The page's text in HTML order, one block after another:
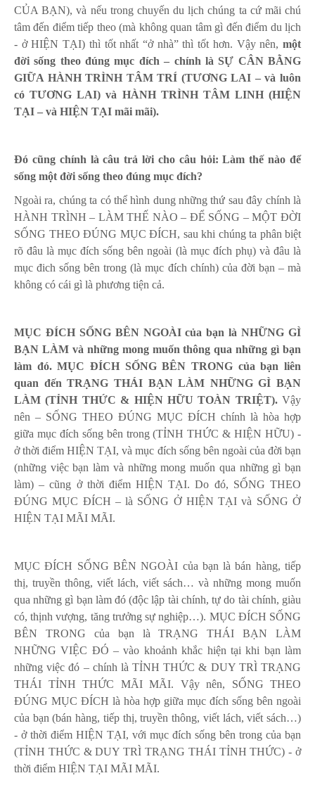
CỦA BẠN), và nếu trong chuyến du lịch chúng ta cứ mãi chú
tâm đến điểm tiếp theo (mà không quan tâm gì đến điểm du lịch
- ở HIỆN TẠI) thì tốt nhất “ở nhà” thì tốt hơn. Vậy nên, một
đời sống theo đúng mục đích – chính là SỰ CÂN BẰNG
GIỮA HÀNH TRÌNH TÂM TRÍ (TƯƠNG LAI – và luôn
có TƯƠNG LAI) và HÀNH TRÌNH TÂM LINH (HIỆN
TẠI – và HIỆN TẠI mãi mãi).
Đó cũng chính là câu trả lời cho câu hỏi: Làm thế nào để
sống một đời sống theo đúng mục đích?
Ngoài ra, chúng ta có thể hình dung những thứ sau đây chính là
HÀNH TRÌNH – LÀM THẾ NÀO – ĐỂ SỐNG – MỘT ĐỜI
SỐNG THEO ĐÚNG MỤC ĐÍCH, sau khi chúng ta phân biệt
rõ đâu là mục đích sống bên ngoài (là mục đích phụ) và đâu là
mục đich sống bên trong (là mục đích chính) của đời bạn – mà
không có cái gì là phương tiện cả.
MỤC ĐÍCH SỐNG BÊN NGOÀI của bạn là NHỮNG GÌ
BẠN LÀM và những mong muốn thông qua những gì bạn
làm đó. MỤC ĐÍCH SỐNG BÊN TRONG của bạn liên
quan đến TRẠNG THÁI BẠN LÀM NHỮNG GÌ BẠN
LÀM (TỈNH THỨC & HIỆN HỮU TOÀN TRIỆT).Vậy
nên – SỐNG THEO ĐÚNG MỤC ĐÍCH chính là hòa hợp
giữa mục đích sống bên trong (TỈNH THỨC & HIỆN HỮU) -
ở thời điểm HIỆN TẠI, và mục đích sống bên ngoài của đời bạn
(những việc bạn làm và những mong muốn qua những gì bạn
làm) – cũng ở thời điểm HIỆN TẠI. Do đó, SỐNG THEO
ĐÚNG MỤC ĐÍCH – là SỐNG Ở HIỆN TẠI và SỐNG Ở
HIỆN TẠI MÃI MÃI.
MỤC ĐÍCH SỐNG BÊN NGOÀI của bạn là bán hàng, tiếp
thị, truyền thông, viết lách, viết sách… và những mong muốn
qua những gì bạn làm đó (độc lập tài chính, tự do tài chính, giàu
có, thịnh vượng, tăng trưởng sự nghiệp…). MỤC ĐÍCH SỐNG
BÊN TRONG của bạn là TRẠNG THÁI BẠN LÀM
NHỮNG VIỆC ĐÓ – vào khoảnh khắc hiện tại khi bạn làm
những việc đó – chính là TỈNH THỨC & DUY TRÌ TRẠNG
THÁI TỈNH THỨC MÃI MÃI. Vậy nên, SỐNG THEO
ĐÚNG MỤC ĐÍCH là hòa hợp giữa mục đích sống bên ngoài
của bạn (bán hàng, tiếp thị, truyền thông, viết lách, viết sách…)
- ở thời điểm HIỆN TẠI, với mục đích sống bên trong của bạn
(TỈNH THỨC & DUY TRÌ TRẠNG THÁI TỈNH THỨC) - ở
thời điểm HIỆN TẠI MÃI MÃI.